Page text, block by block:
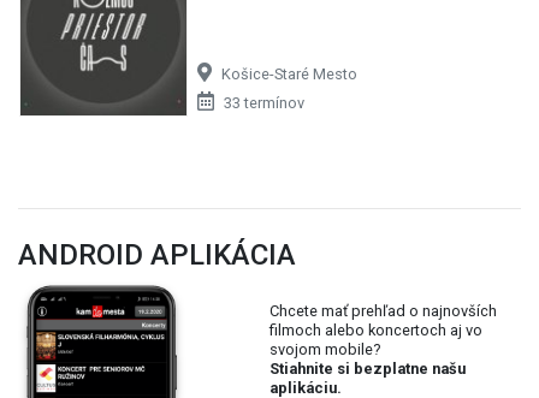
Košice-Staré Mesto
33 termínov
ANDROID APLIKÁCIA
Chcete mať prehľad o najnovších
filmoch alebo koncertoch aj vo
svojom mobile?
Stiahnite si bezplatne našu
aplikáciu.